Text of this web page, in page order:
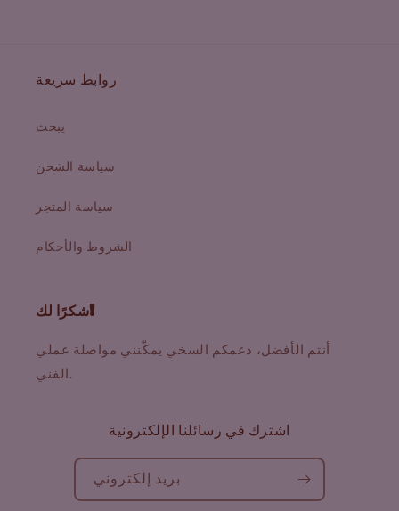
روابط سريعة
يبحث
سياسة الشحن
سياسة المتجر
الشروط والأحكام
شكرًا لك!
أنتم الأفضل، دعمكم السخي يمكّنني مواصلة عملي
الفني.
اشترك في رسائلنا الإلكترونية
بريد إلكتروني